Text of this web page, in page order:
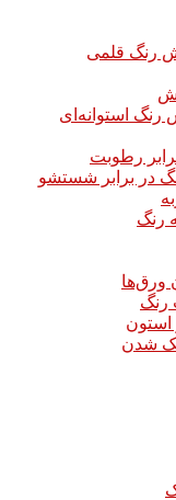
رنگ قلمی
استوانه‌ای
رطوبت
در برابر شستشو
رنگ
ورق‌ها
رنگ
استون
شدن